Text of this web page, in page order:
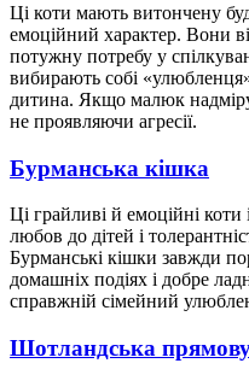
Ці коти мають витончену
емоційний характер. Вони
потужну потребу у
вибирають собі
дитина. Якщо малюк
не проявляючи агресії.
Бурманська кішка
Ці грайливі й емоційні коти
любов до дітей і
Бурманські кішки завжди
домашніх подіях і добре
справжній сімейний
Шотландська